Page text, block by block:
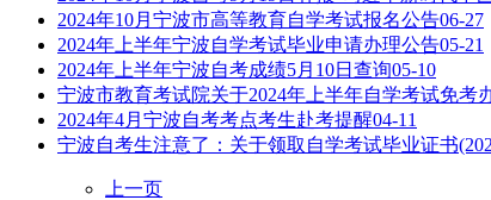
2024年10月宁波市高等教育自学考试报名公告06-27
2024年上半年宁波自学考试毕业申请办理公告05-21
2024年上半年宁波自考成绩5月10日查询05-10
宁波市教育考试院关于2024年上半年自学考试免考
2024年4月宁波自考考点考生赴考提醒04-11
宁波自考生注意了：关于领取自学考试毕业证书
上一页